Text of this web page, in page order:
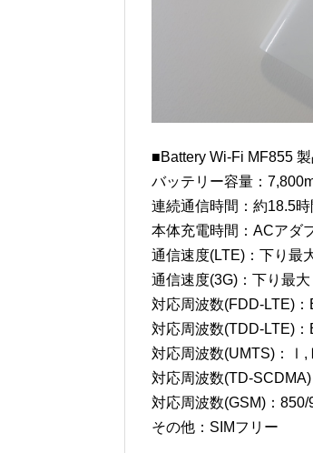
■Battery Wi-Fi MF855
バッテリー容量：
連続通信時間：約18.5時
本体充電時間：ACアダ
通信速度(LTE)：下り最
通信速度(3G)：下り最
対応周波数(FDD-LTE)
対応周波数(TDD-LTE)
対応周波数(UMTS)：
対応周波数(TD-
対応周波数(GSM)：
その他：SIMフリー